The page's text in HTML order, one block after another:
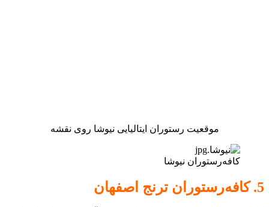
موقعیت رستوران ایتالیایی نیوشا روی نقشه
کافه‌رستوران نیوشا
5. کافه‌رستوران ترنج اصفهان